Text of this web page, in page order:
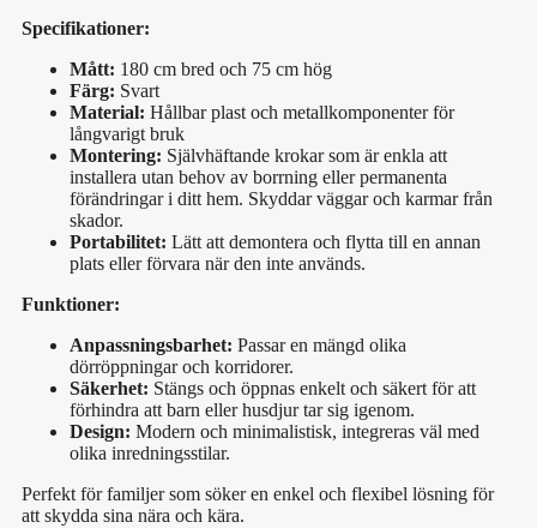
Specifikationer:
Mått: 180 cm bred och 75 cm hög
Färg: Svart
Material: Hållbar plast och metallkomponenter för
långvarigt bruk
Montering: Självhäftande krokar som är enkla att
installera utan behov av borrning eller permanenta
förändringar i ditt hem. Skyddar väggar och karmar från
skador.
Portabilitet: Lätt att demontera och flytta till en annan
plats eller förvara när den inte används.
Funktioner:
Anpassningsbarhet: Passar en mängd olika
dörröppningar och korridorer.
Säkerhet: Stängs och öppnas enkelt och säkert för att
förhindra att barn eller husdjur tar sig igenom.
Design: Modern och minimalistisk, integreras väl med
olika inredningsstilar.
Perfekt för familjer som söker en enkel och flexibel lösning för
att skydda sina nära och kära.